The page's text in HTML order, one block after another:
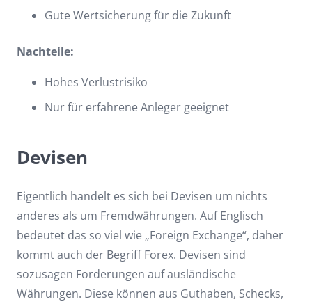
Gute Wertsicherung für die Zukunft
Nachteile:
Hohes Verlustrisiko
Nur für erfahrene Anleger geeignet
Devisen
Eigentlich handelt es sich bei Devisen um nichts
anderes als um Fremdwährungen. Auf Englisch
bedeutet das so viel wie „Foreign Exchange“, daher
kommt auch der Begriff Forex. Devisen sind
sozusagen Forderungen auf ausländische
Währungen. Diese können aus Guthaben, Schecks,